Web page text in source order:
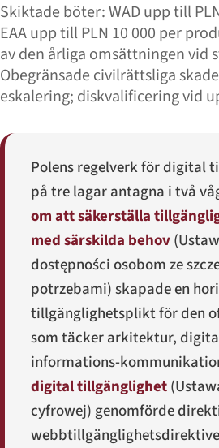
Skiktade böter: WAD upp till
EAA upp till PLN 10 000 per
av den årliga omsättningen vid
Obegränsade civilrättsliga
eskalering; diskvalificering vid
Polens regelverk för digital
på tre lagar antagna i två
om att säkerställa
med särskilda behov(
dostępności osobom ze
potrzebami) skapade en
tillgänglighetsplikt för den
som täcker arkitektur,
informations-
digital tillgänglighet(
cyfrowej) genomförde